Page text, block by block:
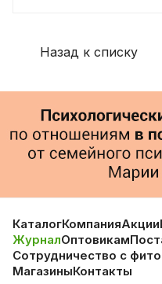
Назад к списку
КаталогКомпанияАкции
ЖурналОптовикам
Сотрудничество с
МагазиныКонтакты